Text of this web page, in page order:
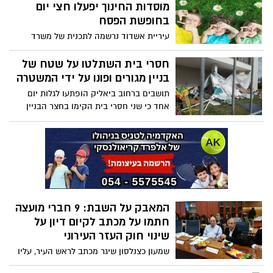
המודיע, גם האח הקטן והמקומי 'אשדוד
בכותרות', שמזוהה עם חסידות גור ועם סגן
נוקבות לראש העיר יחיאל לסרי. נראה שכעת
לראש העיר כי לא יתפשרו על נושא השבת.
מוסדות החינוך יפעלו חצי יום
בחופשת הפסח
עיריית אשדוד נרשמה לתכנית של משרד
החינוך, להפעלת התכנית "ניצנים בחופשות –
בתי הספר של החגים" שיופעלו כבר בחופשת
הפסח הקרובה. במסגרת תכנית זו יזכו
במוסדות החינוך במשך 5 ימים, עד לשעה
חסרי בית השתלטו על שטח של
בניין מגורים ופונו על ידי המשטרה
תושבים ברחוב ביאליק הופתעו לגלות יום
אחד כי שני חסרי בית הקימו בחצר הבניין
מבנה מאולתר בו שמו את חפציהם. היום
פינתה המשטרה את הדיירים החדשים,
שהשתלטו על שטח לא שלהם
המאבק על השבת: 9 חברי מועצה
חתמו על מכתב לקיום דיון על
שינוי חוק העזר העירוני
שמעון כצנלסון שיגר מכתב לראש העיר, עליו
חתומים הוא ועוד 8 חברי מועצה, בדרישה